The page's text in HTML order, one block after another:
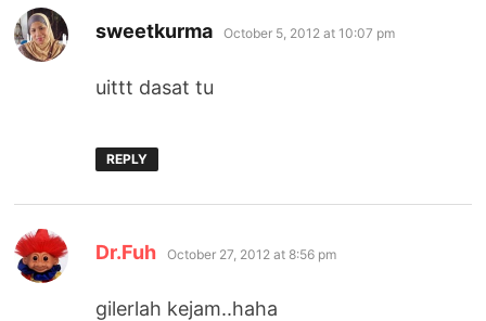
sweetkurma says:
October 5, 2012 at 10:07 pm
uittt dasat tu
REPLY
Dr.Fuh says:
October 27, 2012 at 8:56 pm
gilerlah kejam..haha